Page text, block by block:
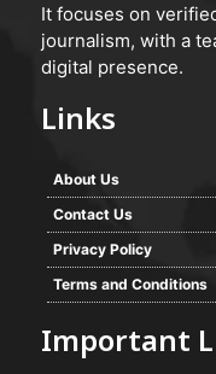
It focuses on
journalism, with a
digital presence.
Links
About Us
Contact Us
Privacy Policy
Terms and Conditions
Important